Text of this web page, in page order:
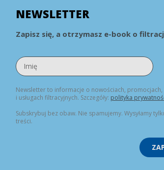
NEWSLETTER
Zapisz się, a otrzymasz e-book o
Newsletter to informacje o nowościach,
i usługach filtracyjnych. Szczegóły: polityka
Subskrybuj bez obaw. Nie spamujemy. Wysyłamy
treści.